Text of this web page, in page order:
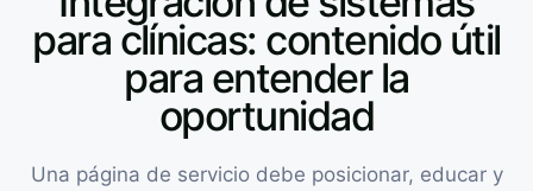
para clínicas: contenido útil
para entender la
oportunidad
Una página de servicio debe posicionar, educar y